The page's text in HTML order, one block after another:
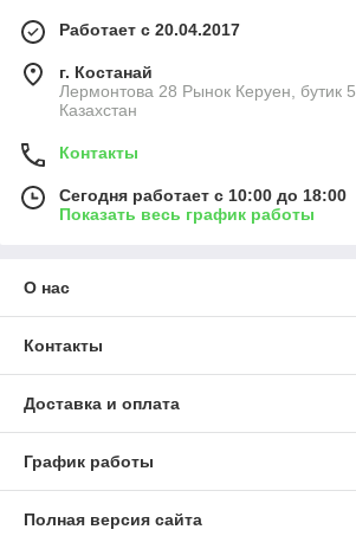
Работает с 20.04.2017
г. Костанай
Лермонтова 28 Рынок Керуен, бутик
Казахстан
Контакты
Сегодня работает с 10:00 до 18:00
Показать весь график работы
О нас
Контакты
Доставка и оплата
График работы
Полная версия сайта